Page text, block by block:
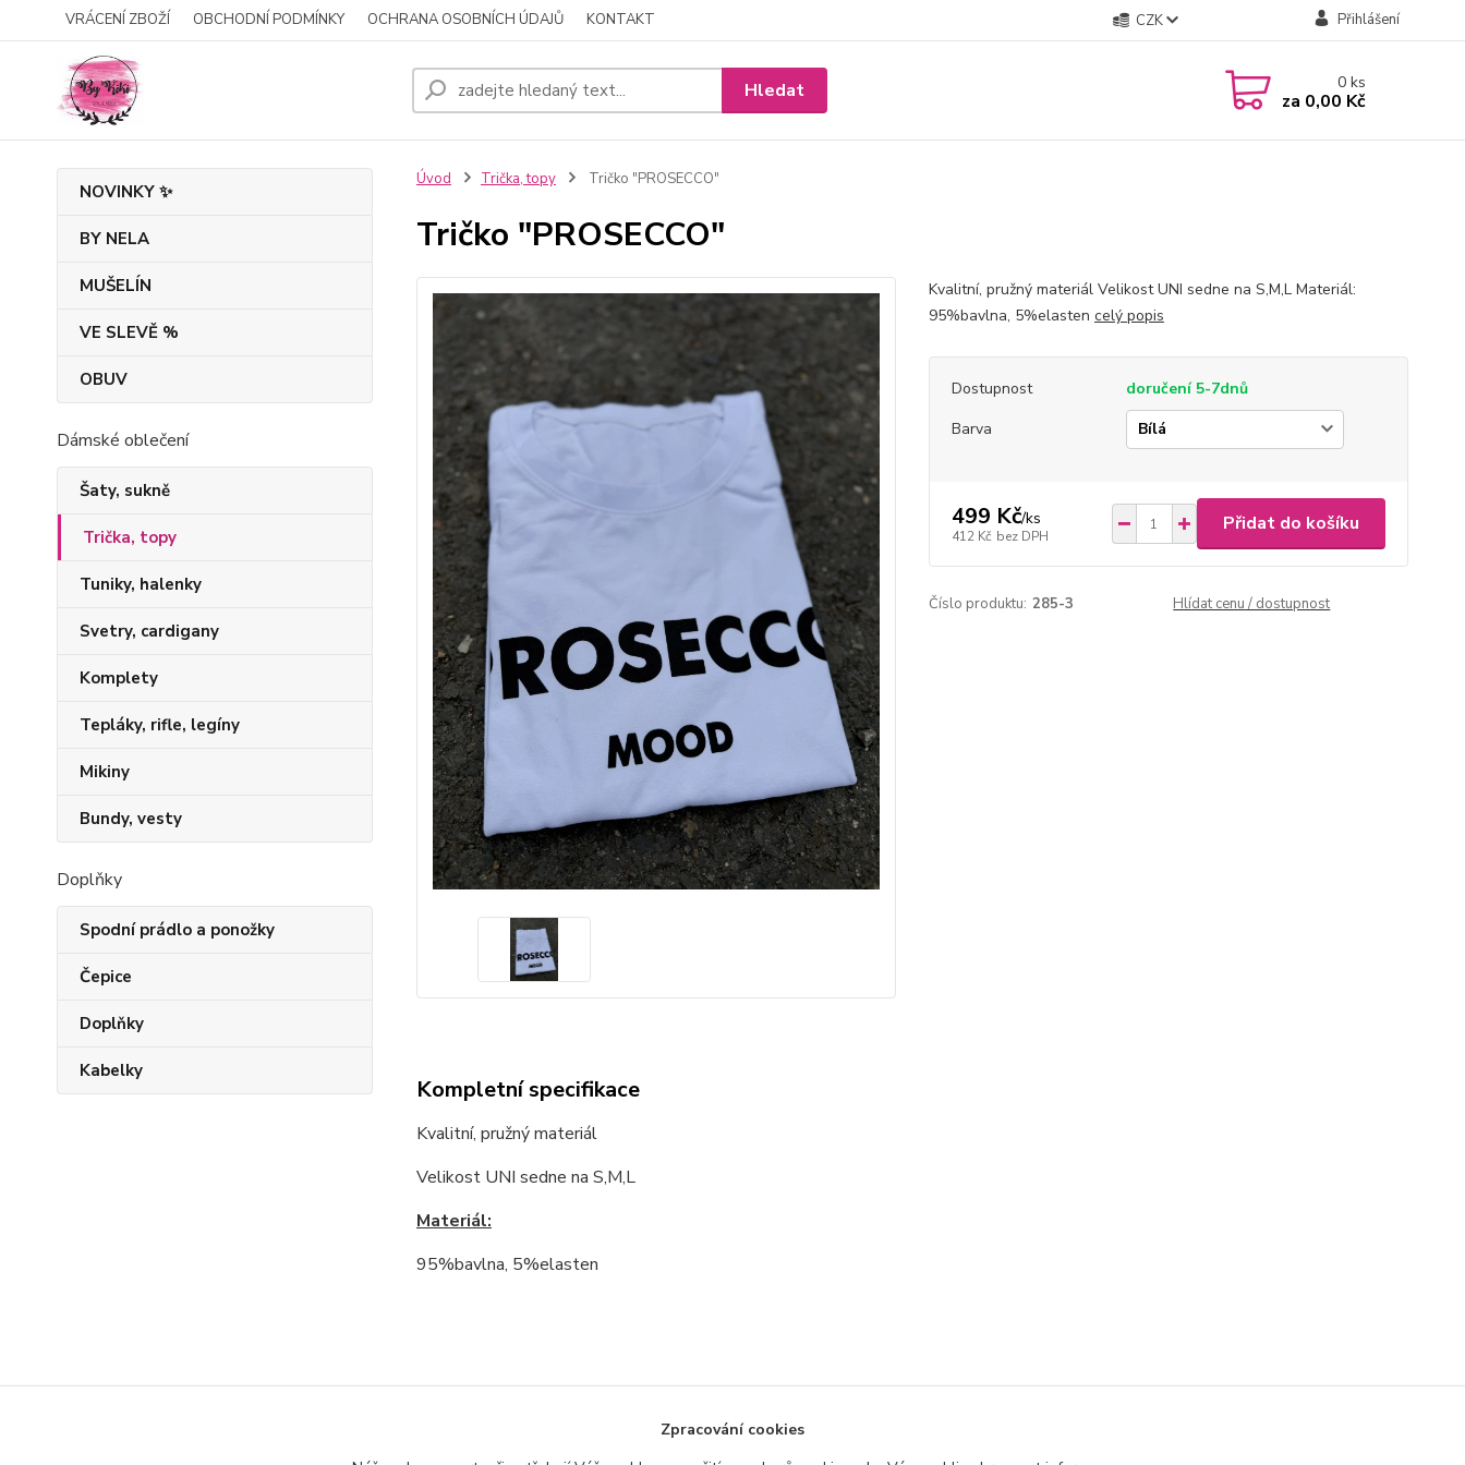
VRÁCENÍ ZBOŽÍ OBCHODNÍ PODMÍNKY OCHRANA OSOBNÍCH ÚDAJŮ KONTAKT CZK Přihlášení
Hledat 0ks
za 0,00 Kč
NOVINKY ✨
BY NELA
MUŠELÍN
VE SLEVĚ %
OBUV
Dámské oblečení
Šaty, sukně
Trička, topy
Tuniky, halenky
Svetry, cardigany
Komplety
Tepláky, rifle, legíny
Mikiny
Bundy, vesty
Doplňky
Spodní prádlo a ponožky
Čepice
Doplňky
Kabelky
Úvod Trička, topy Tričko "PROSECCO"
Tričko "PROSECCO"
Kvalitní, pružný materiál Velikost UNI sedne na S,M,L Materiál:
95%bavlna, 5%elasten celý popis
Dostupnost
doručení 5-7dnů
Barva
499 Kč/ks
412 Kč bez DPH
Přidat do košíku
Číslo produktu: 285-3 Hlídat cenu / dostupnost
Kompletní specifikace
Kvalitní, pružný materiál
Velikost UNI sedne na S,M,L
Materiál:
95%bavlna, 5%elasten
Zboží zařazeno v kategoriích
Zpracování cookies